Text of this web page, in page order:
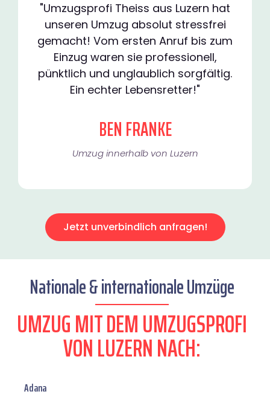
"Umzugsprofi Theiss aus Luzern hat
unseren Umzug absolut stressfrei
gemacht! Vom ersten Anruf bis zum
Einzug waren sie professionell,
pünktlich und unglaublich sorgfältig.
Ein echter Lebensretter!"
BEN FRANKE
Umzug innerhalb von Luzern​
Jetzt unverbindlich anfragen!
Nationale & internationale Umzüge
UMZUG MIT DEM UMZUGSPROFI
VON LUZERN NACH:
Adana